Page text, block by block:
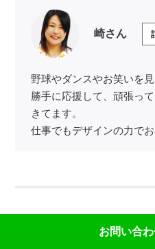
お問い合
崎さん
野球やダンスやお笑いを見
勝手に応援して、頑張っ
きてます。
仕事でもデザインの力で
ご相談・お見